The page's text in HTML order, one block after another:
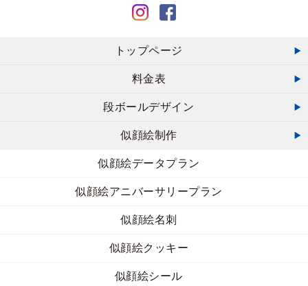
トップページ
料金表
段ボールデザイン
似顔絵制作
似顔絵データプラン
似顔絵アニバーサリープラン
似顔絵名刺
似顔絵クッキー
似顔絵シール